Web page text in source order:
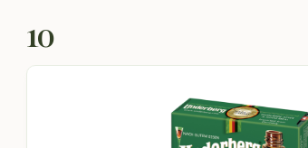
10